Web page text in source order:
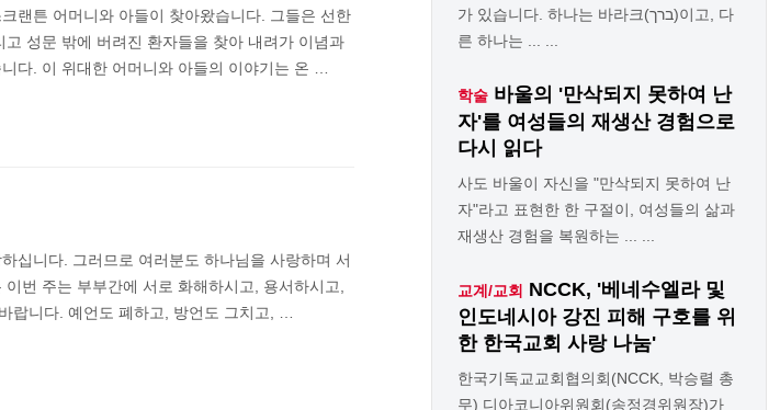
랜튼 어머니와 아들이 찾아왔습니다. 그들은 선한
성문 밖에 버려진 환자들을 찾아 내려가 이념과
다. 이 위대한 어머니와 아들의 이야기는 온 …
십니다. 그러므로 여러분도 하나님을 사랑하며 서
번 주는 부부간에 서로 화해하시고, 용서하시고,
랍니다. 예언도 폐하고, 방언도 그치고, …
가 있습니다. 하나는 바라크(ברך)이고, 다
른 하나는 ... ...
학술 바울의 '만삭되지 못하여 난
자'를 여성들의 재생산 경험으로
다시 읽다
사도 바울이 자신을 "만삭되지 못하여 난
자"라고 표현한 한 구절이, 여성들의 삶과
재생산 경험을 복원하는 ... ...
교계/교회 NCCK, '베네수엘라 및
인도네시아 강진 피해 구호를 위
한 한국교회 사랑 나눔'
한국기독교교회협의회(NCCK, 박승렬 총
무) 디아코니아위원회(송정경위원장)가